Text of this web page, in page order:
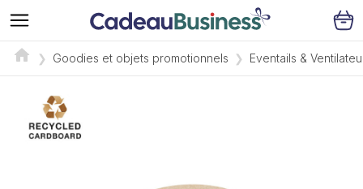
Goodies et objets promotionnels Eventails &